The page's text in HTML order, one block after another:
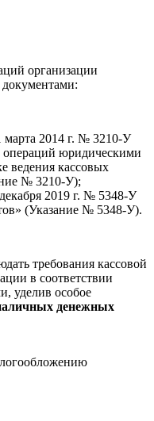
организации
марта 2014 г. № 3210-У
операций юридическими
ведения кассовых
№ 3210-У);
2019 г. № 5348-У
(Указание № 5348-У).
требования кассовой
в соответствии
уделив особое
денежных